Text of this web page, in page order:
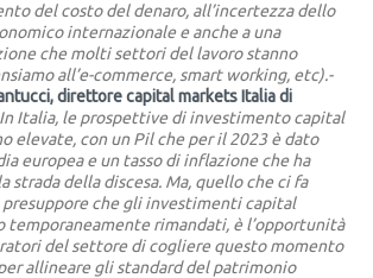
del costo del denaro, all’incertezza dello
internazionale e anche a una
che molti settori del lavoro stanno
all’e-commerce, smart working, etc).-
direttore capital markets Italia di
Italia, le prospettive di investimento capital
elevate, con un Pil che per il 2023 è dato
europea e un tasso di inflazione che ha
strada della discesa. Ma, quello che ci fa
che gli investimenti capital
temporaneamente rimandati, è l’opportunità
del settore di cogliere questo momento
allineare gli standard del patrimonio